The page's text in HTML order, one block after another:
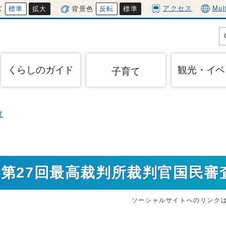
標準 拡大 背景色 反転 標準 アクセス
くらしのガイド 子育て 観光・イ
27回最高裁判所裁判官国民審
ソーシャルサイトへのリンク